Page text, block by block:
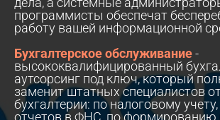
программисты обеспечат
работу вашей информационной
Бухгалтерское обслуживание-
высококвалифицированный
аутсорсинг под ключ, который
заменит штатных специалистов
бухгалтерии: по налоговому
отчетов в ФНС, по формированию